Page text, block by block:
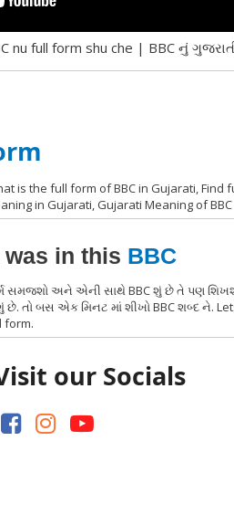
nu full form shu che | BBC નું
is the full form of BBC in Gujarati, Find
in Gujarati, Gujarati Meaning of BBC
was in this BBC
સમજશો અને એની સાથે BBC શું છે તે પણ
તો બસ એક મિનટ માં શીખો BBC શબ્દ ને.
form.
our Socials